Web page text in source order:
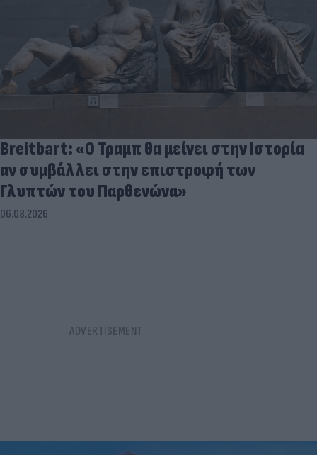
Breitbart: «Ο Τραμπ θα μείνει στην Ιστορία
αν συμβάλλει στην επιστροφή των
Γλυπτών του Παρθενώνα»
06.08.2026